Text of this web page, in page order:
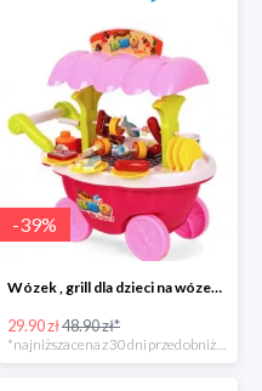
-39%
Wózek , grill dla dzieci na wózeczku
29.90 zł48.90 zł*
*najniższa cena z 30 dni przed obniżką